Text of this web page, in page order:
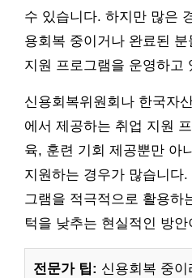
수 있습니다. 하지만 많은
용회복 중이거나 완료된
지원 프로그램을 운영하고
신용회복위원회나 한국자
에서 제공하는 취업 지원
육, 훈련 기회 제공뿐만 아
지원하는 경우가 많습니다
그램을 적극적으로 활용하
턱을 낮추는 현실적인 방
전문가 팁: 신용회복 중이